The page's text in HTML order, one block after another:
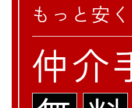
歩12分
～新宿区の高級賃貸
ズマンション～
その他のエリアも含
ームまでお問い合わ